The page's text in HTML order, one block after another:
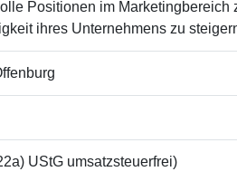
Positionen im Marketingbereich
ihres Unternehmens zu
UStG umsatzsteuerfrei)